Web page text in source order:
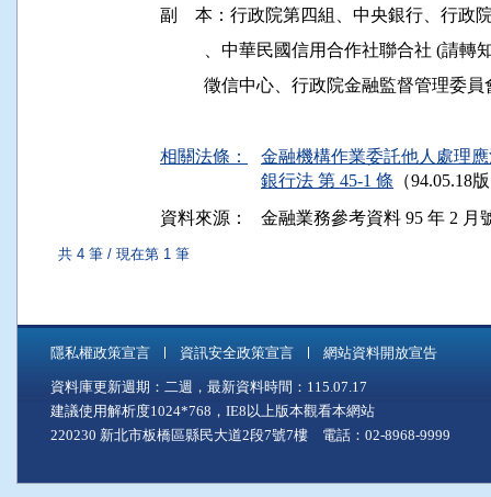
副    本：行政院第四組、中央銀行、行政
、中華民國信用合作社聯合社 (請
徵信中心、行政院金融監督管理委
相關法條：
金融機構作業委託他人處理
銀行法 第 45-1 條 （94.05.18
資料來源：
金融業務參考資料 95 年 2 月
共 4 筆 / 現在第 1 筆
隱私權政策宣言 資訊安全政策宣言 網站資料開放宣告
資料庫更新週期：二週，最新資料時間：115.07.17
建議使用解析度1024*768，IE8以上版本觀看本網站
220230 新北市板橋區縣民大道2段7號7樓 電話：02-8968-9999